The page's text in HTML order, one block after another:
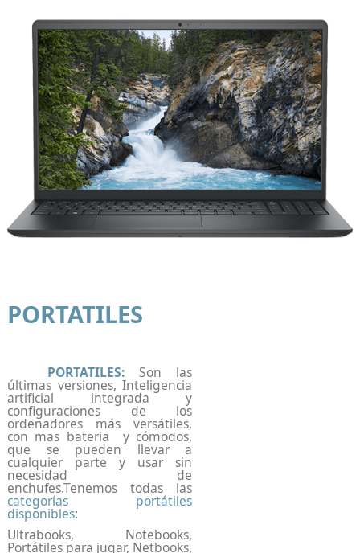
PORTATILES
PORTATILES: Son las
últimas versiones, Inteligencia
artificial integrada y
configuraciones de los
ordenadores más versátiles,
con mas bateria y cómodos,
que se pueden llevar a
cualquier parte y usar sin
necesidad de
enchufes.Tenemos todas las
categorías portátiles
disponibles:
Ultrabooks, Notebooks,
Portátiles para jugar, Netbooks,